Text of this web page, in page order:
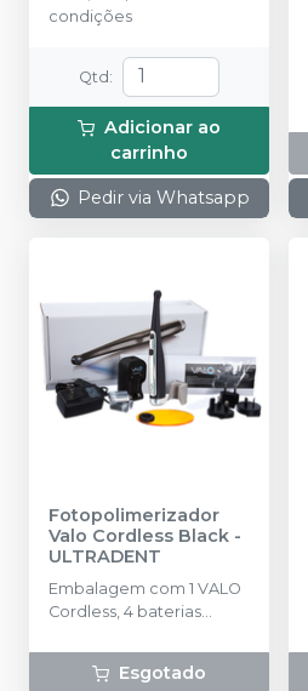
condições
Qtd :
Adicionar ao
carrinho
Pedir via Whatsapp
Fotopolimerizador
Valo Cordless Black -
ULTRADENT
Embalagem com 1 VALO
Cordless, 4 baterias
carregador, 50 barreiras
protetoras, 1 suporte, 1
Esgotado